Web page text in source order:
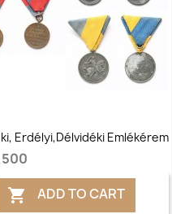
Erdélyi,Délvidéki Emlékérem
 ADD TO CART